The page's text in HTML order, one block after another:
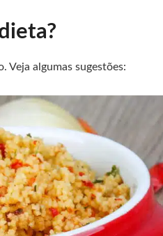
Veja algumas sugestões: